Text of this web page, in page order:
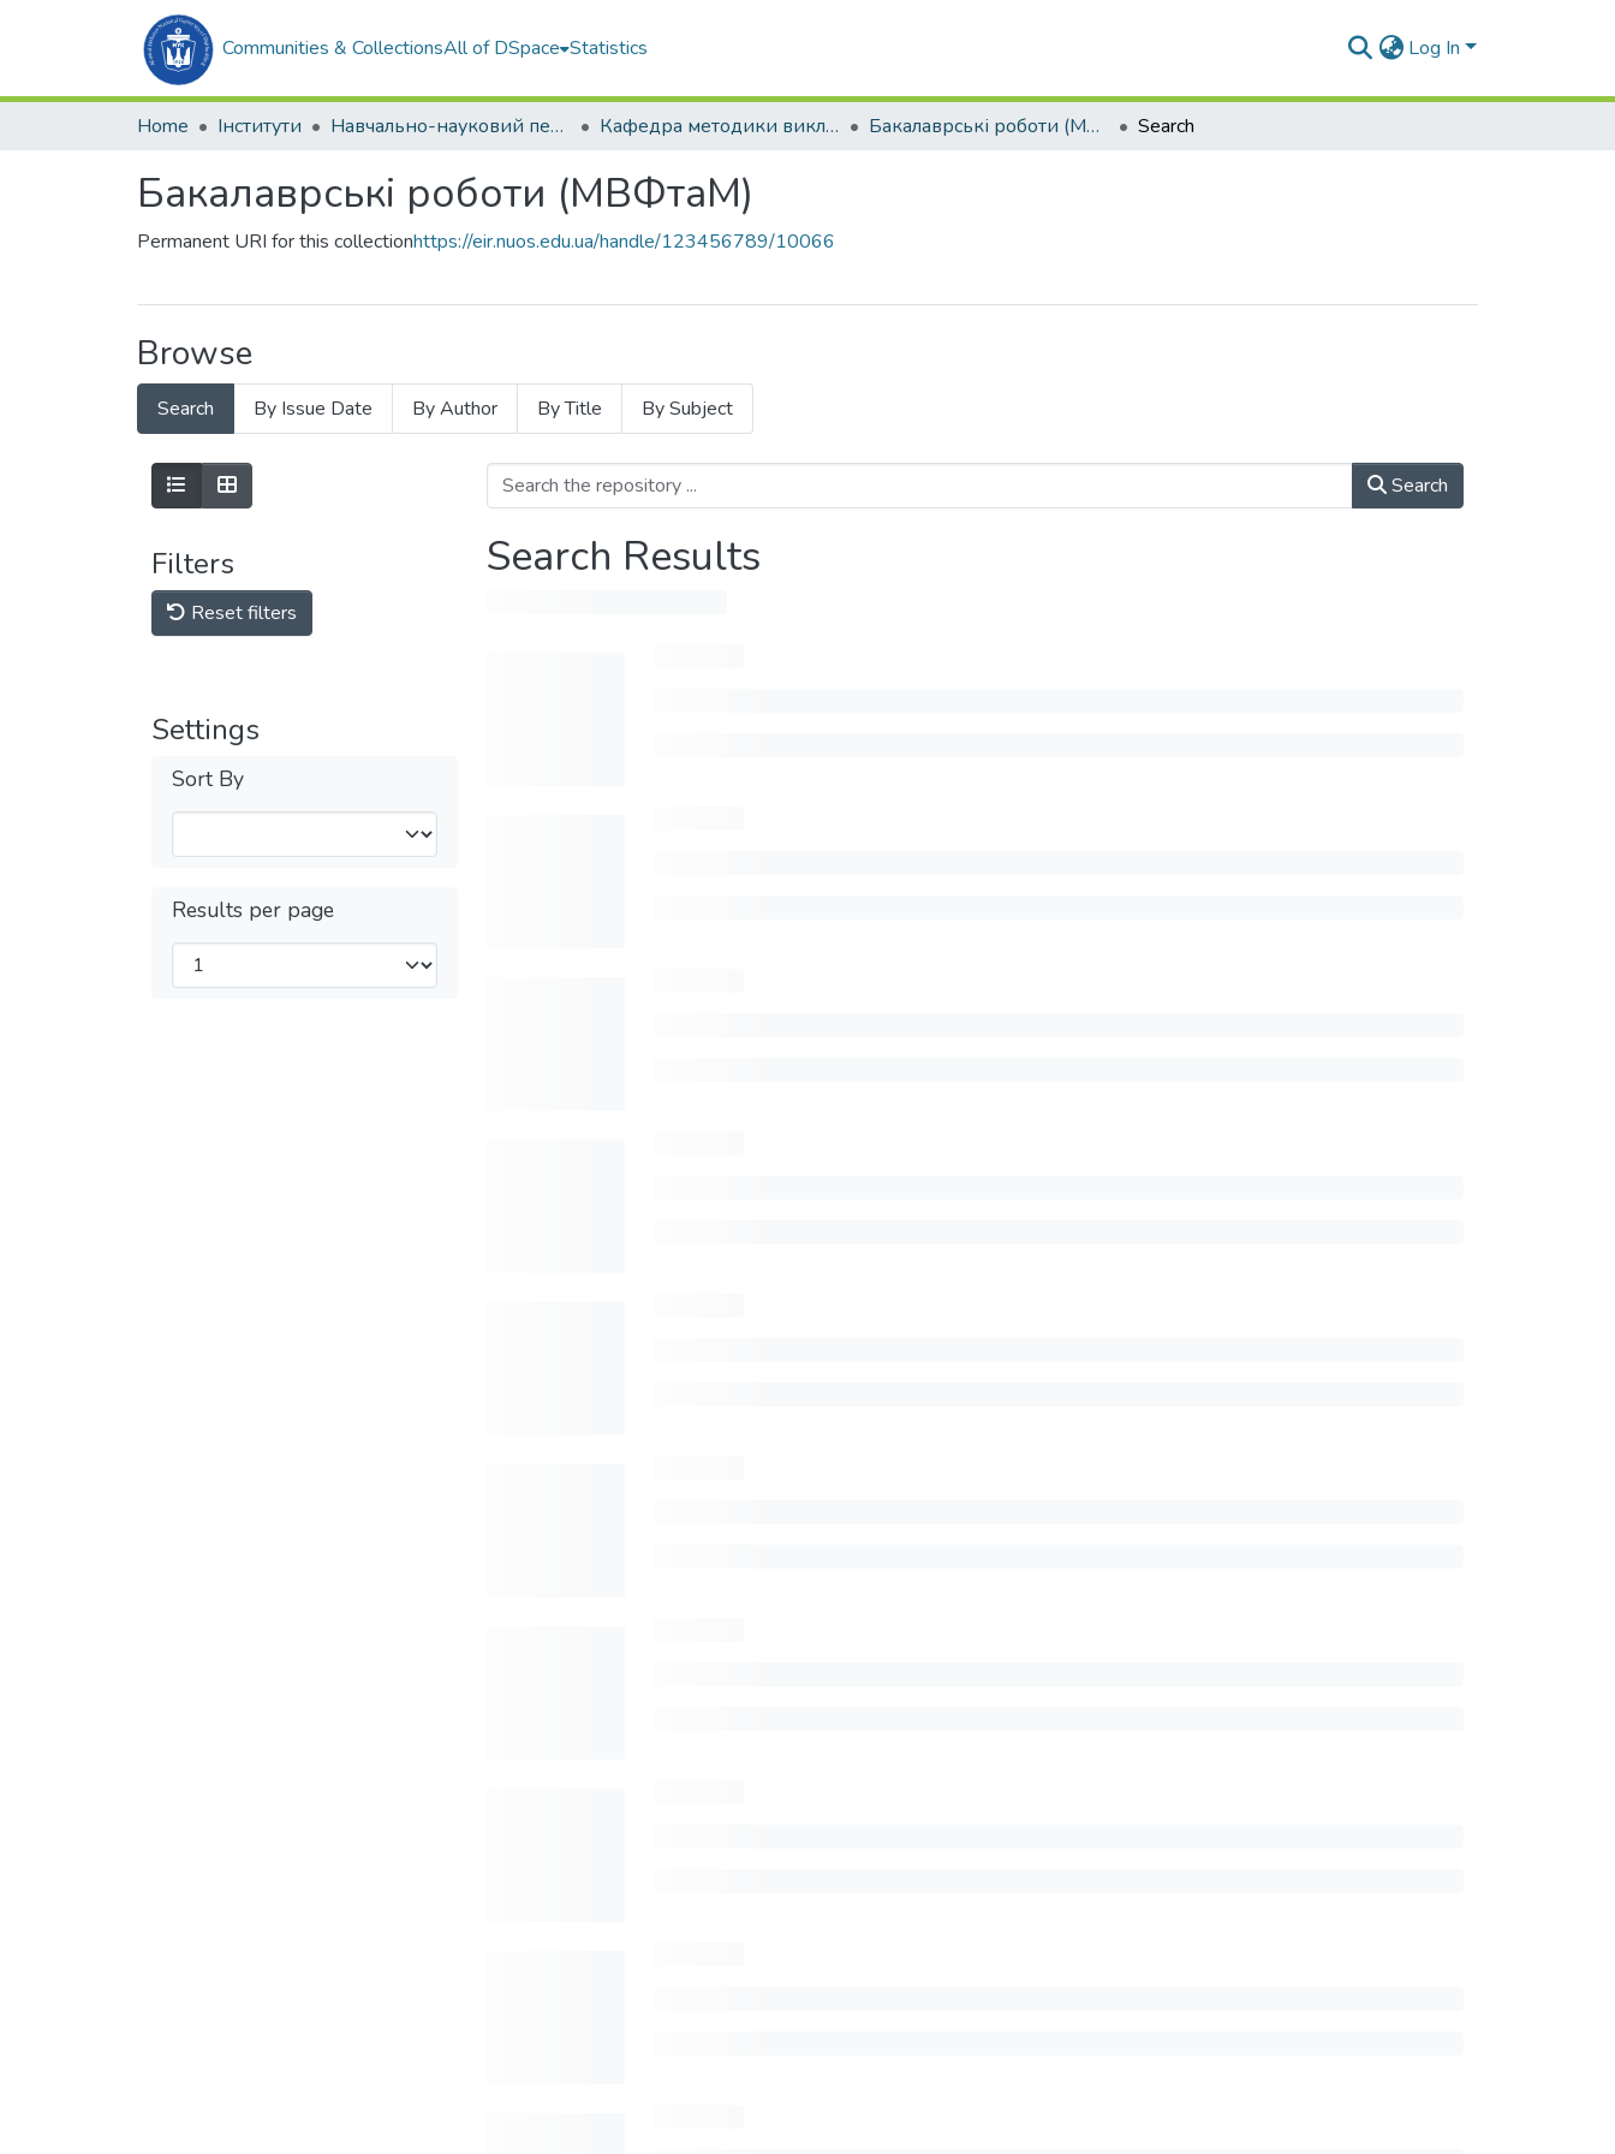
Communities & CollectionsAll of DSpace Statistics Log In
Home Інститути Навчально-науковий педагогічний інститут ім. В. О. Сухомлинського (ННПІ ім. В.О. Сухомлинського) Кафедра методики викладання фізики та математики (МВФтаМ) Бакалаврські роботи (МВФтаМ) Search
Бакалаврські роботи (МВФтаМ)
Permanent URI for this collectionhttps://eir.nuos.edu.ua/handle/123456789/10066
Browse
Search By Issue Date By Author By Title By Subject
Filters
Reset filters
Settings
Sort By
Results per page
Search
Search Results